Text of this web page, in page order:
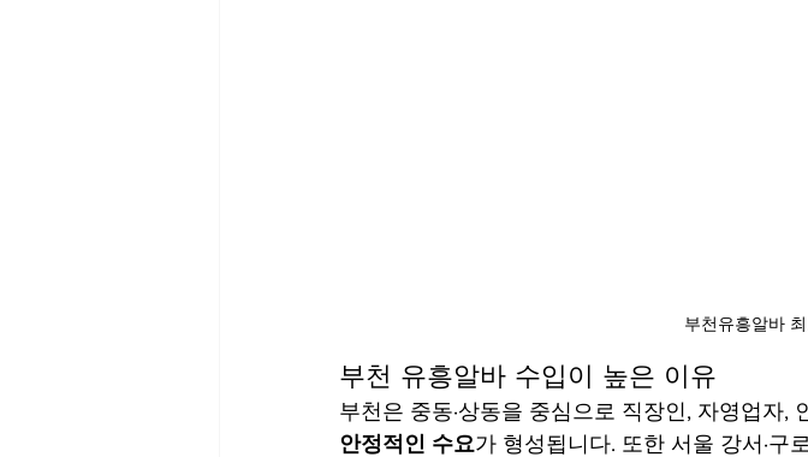
부천유흥알바
부천 유흥알바 수입이 높은 이유
부천은 중동·상동을 중심으로 직장인, 자영업자,
안정적인 수요가 형성됩니다. 또한 서울 강서·구